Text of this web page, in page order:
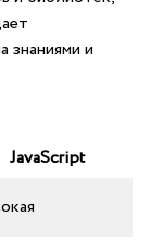
знаниями и
JavaScript